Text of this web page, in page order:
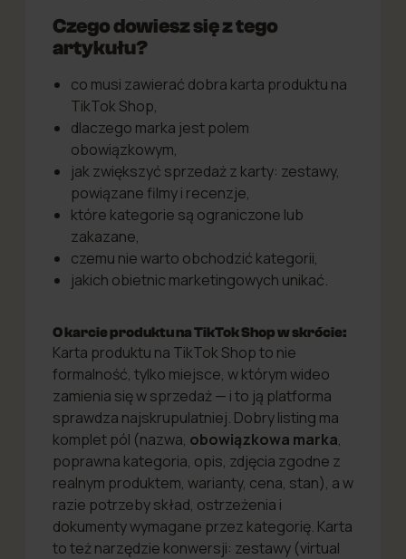
Czego dowiesz się z tego
artykułu?
co musi zawierać dobra karta produktu na
TikTok Shop,
dlaczego marka jest polem
obowiązkowym,
jak zwiększyć sprzedaż z karty: zestawy,
powiązane filmy i recenzje,
które kategorie są ograniczone lub
zakazane,
czemu nie warto obchodzić kategorii,
jakich obietnic marketingowych unikać.
O karcie produktu na TikTok Shop w skrócie:
Karta produktu na TikTok Shop to nie
formalność, tylko miejsce, w którym wideo
zamienia się w sprzedaż — i to ją platforma
sprawdza najskrupulatniej. Dobry listing ma
komplet pól (nazwa, obowiązkowa marka,
poprawna kategoria, opis, zdjęcia zgodne z
realnym produktem, warianty, cena, stan), a w
razie potrzeby skład, ostrzeżenia i
dokumenty wymagane przez kategorię. Karta
to też narzędzie konwersji: zestawy (virtual